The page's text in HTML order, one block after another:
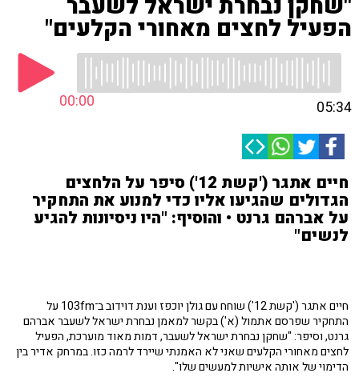
הפעיל לחצים מאחורי הקלעים"
00:00 05:34
חיים אתגר ('קשת 12') סיפר על הלחצים
הגדולים שהגיעו אליו כדי למנוע את התחקיר
על אברהם גרנט • והוסיף: "היו ניסיונות להגיע
לנשים"
חיים אתגר ('קשת 12') שוחח עם גולן יוכפז וענת דוידוב ב־103fm על
התחקיר שפרסם אתמול (א') בקשר למאמן נבחרת ישראל לשעבר אברהם
גרנט, וסיפר: "שחקן נבחרת ישראל לשעבר, דמות מאוד מוערכת, הפעיל
לחצים מאחורי הקלעים שאני לא האמנתי שיירד לרמה כזו. במרחק אדיר בין
הדימוי של אותה אישיות למעשים שלו".